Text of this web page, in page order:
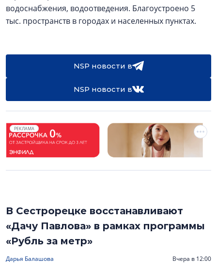
водоснабжения, водоотведения. Благоустроено 5
тыс. пространств в городах и населенных пунктах.
NSP новости в
NSP новости в
РЕКЛАМА
В Сестрорецке восстанавливают
«Дачу Павлова» в рамках программы
«Рубль за метр»
Дарья Балашова Вчера в 12:00